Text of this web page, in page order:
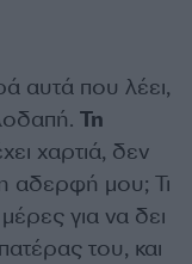
αυτά που λέει,
Τη
χαρτιά, δεν
η αδερφή μου; Τι
για να δει
του, και